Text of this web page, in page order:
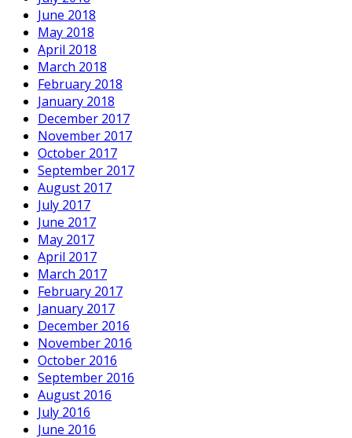
June 2018
May 2018
April 2018
March 2018
February 2018
January 2018
December 2017
November 2017
October 2017
September 2017
August 2017
July 2017
June 2017
May 2017
April 2017
March 2017
February 2017
January 2017
December 2016
November 2016
October 2016
September 2016
August 2016
July 2016
June 2016